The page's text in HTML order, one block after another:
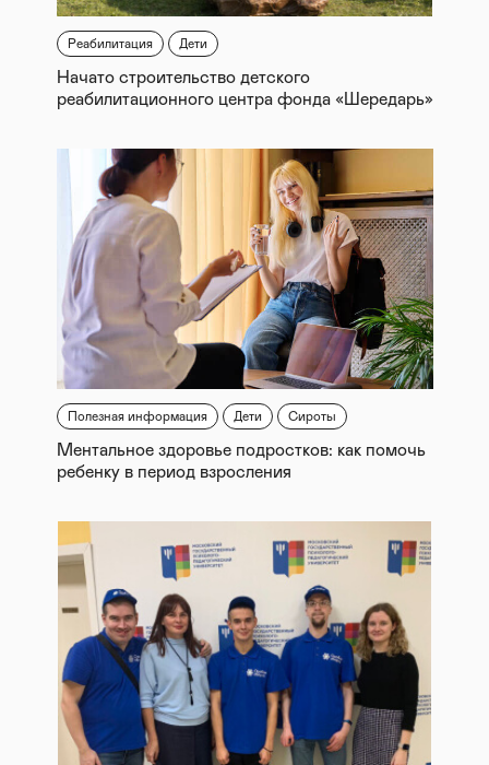
Реабилитация Дети
Начато строительство детского
реабилитационного центра фонда «Шередарь»
Полезная информация Дети Сироты
Ментальное здоровье подростков: как помочь
ребенку в период взросления